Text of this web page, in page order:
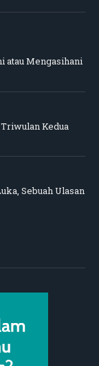
atau Mengasihani
Kedua
Sebuah Ulasan